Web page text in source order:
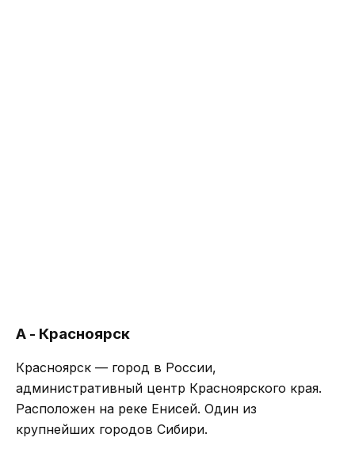
А - Красноярск
Красноярск — город в России,
административный центр Красноярского края.
Расположен на реке Енисей. Один из
крупнейших городов Сибири.